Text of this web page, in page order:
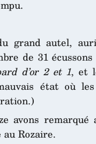
grand autel,
de 31
d’or 2 et 1, et
état où les
remarqué
au Rozaire.